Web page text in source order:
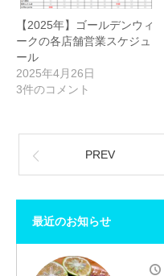
【2025年】ゴールデンウィ
ークの各店舗営業スケジュ
ール
2025年4月26日
3件のコメント
PREV
最近のお知らせ